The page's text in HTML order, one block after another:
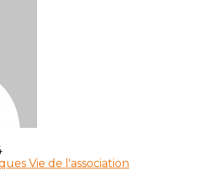
Vie de l'association